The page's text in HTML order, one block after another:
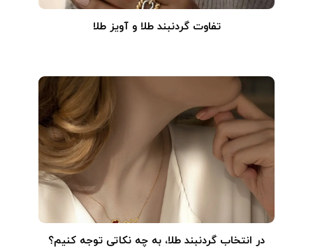
تفاوت گردنبند طلا و آویز طلا
در انتخاب گردنبند طلا‌، به چه نکاتی توجه کنیم؟